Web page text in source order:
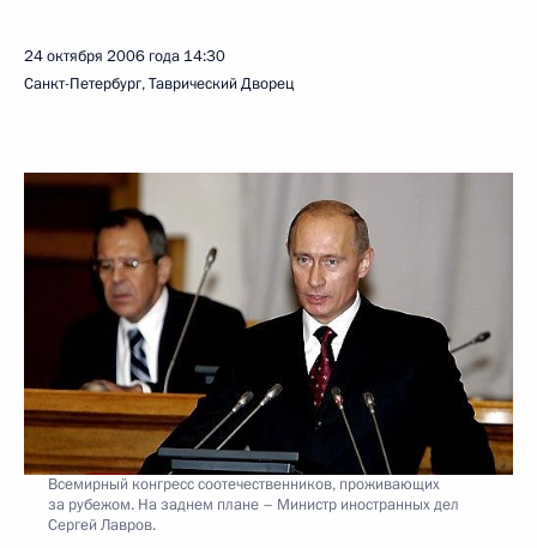
24 октября 2006 года 14:30
Санкт-Петербург, Таврический Дворец
Всемирный конгресс соотечественников, проживающих
за рубежом. На заднем плане – Министр иностранных дел
Сергей Лавров.